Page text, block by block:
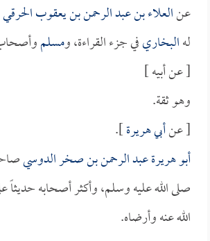
عنالعلاء بن عبد الرحمن بن يعقوب الحرقي
لهالبخاريفي جزء القراءة، ومسلم
[ عن أبيه ]
وهو ثقة.
[ عنأبي هريرة].
أبو هريرة عبد الرحمن بن صخر الدوسي
صلى الله عليه وسلم، وأكثر أصحابه
الله عنه وأرضاه.